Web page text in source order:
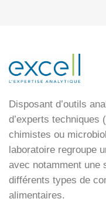
Disposant d’outils
d’experts
chimistes ou
laboratoire regroupe
avec notamment une
différents types de
alimentaires.